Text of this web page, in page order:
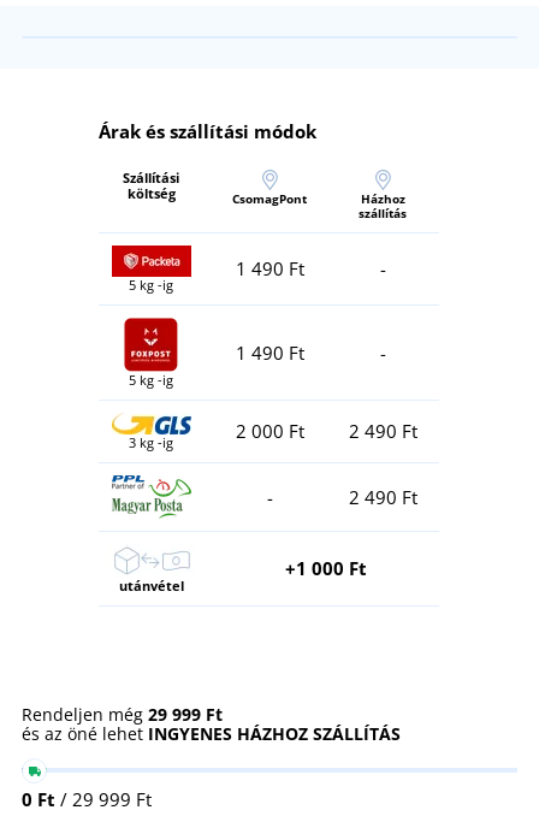
Árak és szállítási módok
Szállítási
költség
CsomagPont
Házhoz
szállítás
5 kg -ig
1 490 Ft -
5 kg -ig
1 490 Ft -
3 kg -ig 2 000 Ft 2 490 Ft
- 2 490 Ft
utánvétel
+1 000 Ft
Rendeljen még 29 999 Ft
és az öné lehet INGYENES HÁZHOZ SZÁLLÍTÁS
0 Ft / 29 999 Ft